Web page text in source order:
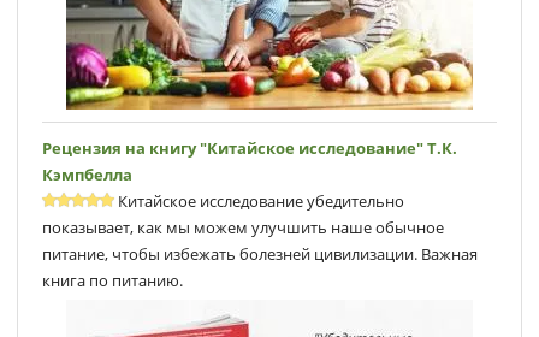
Рецензия на книгу "Китайское исследование" Т.К.
Кэмпбеллa
Китайское исследование убедительно
показывает, как мы можем улучшить наше обычное
питание, чтобы избежать болезней цивилизации. Важная
книга по питанию.